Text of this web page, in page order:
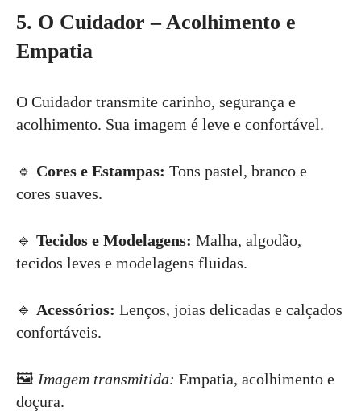
5. O Cuidador – Acolhimento e
Empatia
O Cuidador transmite carinho, segurança e
acolhimento. Sua imagem é leve e confortável.
🔹 Cores e Estampas: Tons pastel, branco e
cores suaves.
🔹 Tecidos e Modelagens: Malha, algodão,
tecidos leves e modelagens fluidas.
🔹 Acessórios: Lenços, joias delicadas e calçados
confortáveis.
🖼 Imagem transmitida: Empatia, acolhimento e
doçura.